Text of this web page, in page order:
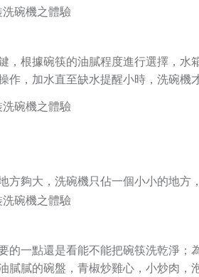
，根據碗筷的油膩程度進行選擇，水
作，加水直至缺水提醒小時，洗碗機
方夠大，洗碗機只佔一個小小的地方
的一點還是看能不能把碗筷洗乾淨；
膩膩的碗盤，青椒炒雞心，小炒肉，